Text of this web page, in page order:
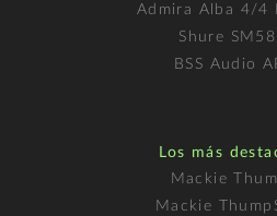
Admira Alba 4/4
Shure SM58
BSS Audio
Los más
Mackie
Mackie